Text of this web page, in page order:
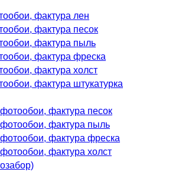
фактура лен
фактура песок
фактура пыль
фактура фреска
фактура холст
фактура штукатурка
фактура песок
фактура пыль
фактура фреска
фактура холст